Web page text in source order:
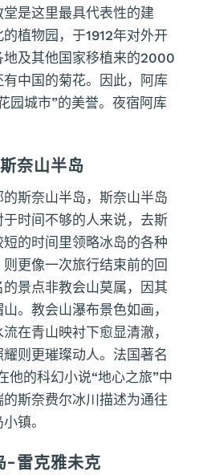
是这里最具代表性的建
植物园，于1912年对外开
及其他国家移植来的2000
中国的菊花。因此，阿库
园城市”的美誉。夜宿阿库
奈山半岛
斯奈山半岛，斯奈山半岛
时间不够的人来说，去斯
的时间里领略冰岛的各种
更像一次旅行结束前的回
景点非教会山莫属，因其
。教会山瀑布景色如画，
在青山映衬下愈显清澈，
则更璀璨动人。法国著名
他的科幻小说“地心之旅”中
斯奈费尔冰川描述为通往
镇。
-雷克雅未克